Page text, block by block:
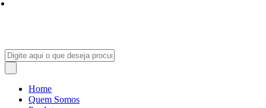
Home
Quem Somos